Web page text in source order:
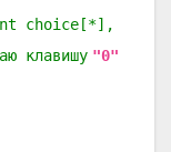
choice[*],
клавишу "0"